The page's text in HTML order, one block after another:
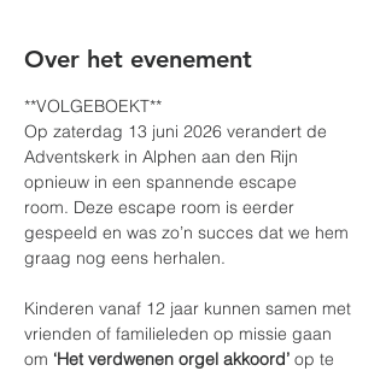
Over het evenement
**VOLGEBOEKT**
Op zaterdag 13 juni 2026 verandert de
Adventskerk in Alphen aan den Rijn
opnieuw in een spannende escape
room. Deze escape room is eerder
gespeeld en was zo’n succes dat we hem
graag nog eens herhalen.
Kinderen vanaf 12 jaar kunnen samen met
vrienden of familieleden op missie gaan
om ‘Het verdwenen orgel akkoord’ op te